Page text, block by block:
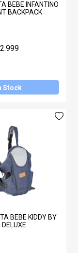
BEBE INFANTINO
FLIP FRONT BACKPACK
Stock
BEBE KIDDY BY
DELUXE